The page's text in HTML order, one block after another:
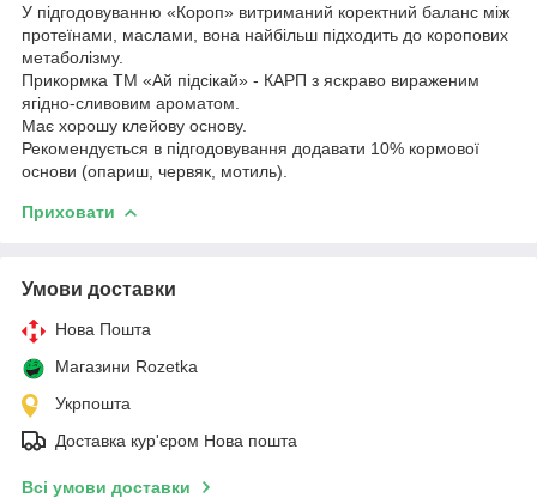
У підгодовуванню «Короп» витриманий коректний баланс між
протеїнами, маслами, вона найбільш підходить до коропових
метаболізму.
Прикормка ТМ «Ай підсікай» - КАРП з яскраво вираженим
ягідно-сливовим ароматом.
Має хорошу клейову основу.
Рекомендується в підгодовування додавати 10% кормової
основи (опариш, червяк, мотиль).
Приховати
Умови доставки
Нова Пошта
Магазини Rozetka
Укрпошта
Доставка кур'єром Нова пошта
Всі умови доставки